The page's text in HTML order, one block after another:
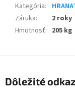
Kategória:
Záruka:
2 roky
Hmotnosť: 205 kg
Dôležité